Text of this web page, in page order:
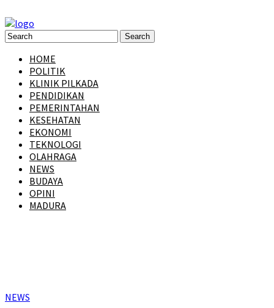
HOME
POLITIK
KLINIK PILKADA
PENDIDIKAN
PEMERINTAHAN
KESEHATAN
EKONOMI
TEKNOLOGI
OLAHRAGA
NEWS
BUDAYA
OPINI
MADURA
NEWS